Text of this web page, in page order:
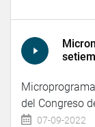
del Congreso
07-09-2022